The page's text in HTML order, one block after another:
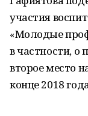
участия
«Молодые
в частности, о
второе место
конце 2018